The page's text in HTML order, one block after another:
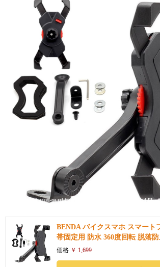
引用: https://images-na.ssl-images-amazon.com/images/I/614IsUg4-
BENDA バイクスマホ スマート
帯固定用 防水 360度回転 脱落
価格 ￥ 1,699